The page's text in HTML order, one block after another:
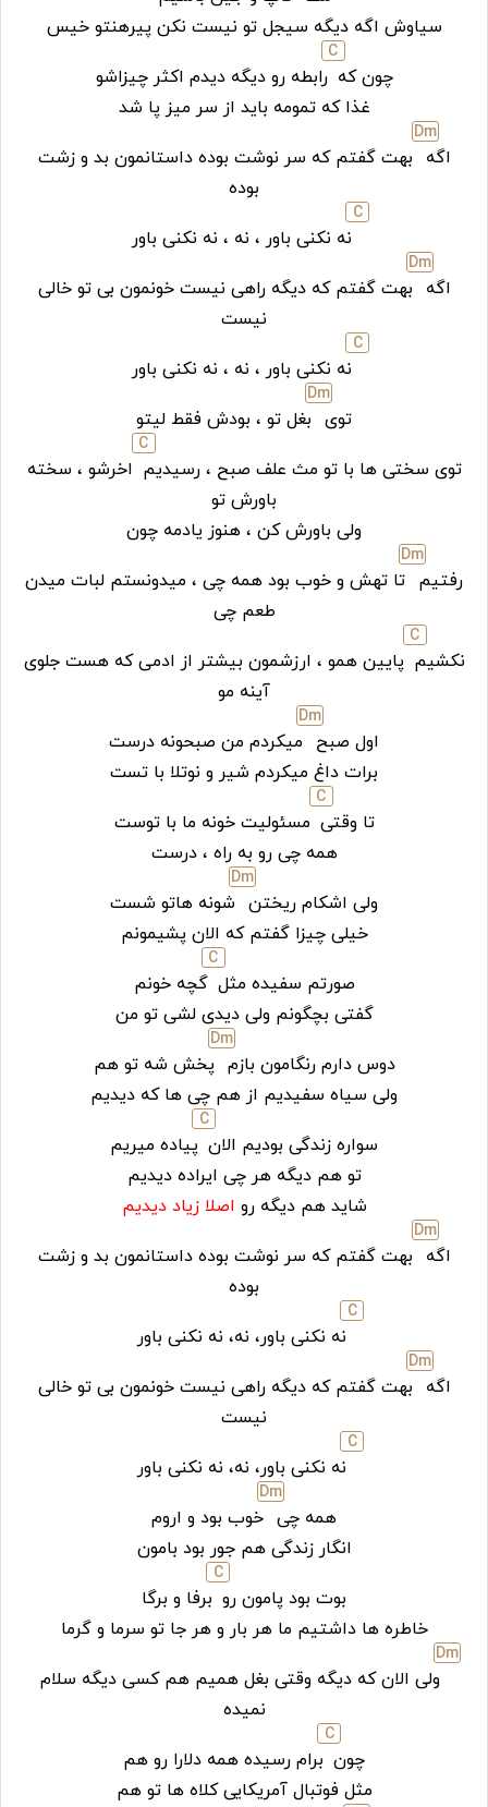
سیاوش اگه دیگه سیجل تو نیست نکن پیرهنتو خیس
چون که
C
رابطه رو دیگه دیدم اکثر چیزاشو
غذا که تمومه باید از سر میز پا شد
اگه
Dm
بهت گفتم که سر نوشت بوده داستانمون بد و زشت
بوده
C
نه نکنی باور ، نه ، نه نکنی باور
اگه
Dm
بهت گفتم که دیگه راهی نیست خونمون بی تو خالی
نیست
C
نه نکنی باور ، نه ، نه نکنی باور
توی
Dm
بغل تو ، بودش فقط لیتو
توی سختی ها با تو مث علف صبح ، رسیدیم
C
اخرشو ، سخته
باورش تو
ولی باورش کن ، هنوز یادمه چون
رفتیم
Dm
تا تهش و خوب بود همه چی ، میدونستم لبات میدن
طعم چی
نکشیم
C
پایین همو ، ارزشمون بیشتر از ادمی که هست جلوی
آینه مو
اول صبح
Dm
میکردم من صبحونه درست
برات داغ میکردم شیر و نوتلا با تست
تا وقتی
C
مسئولیت خونه ما با توست
همه چی رو به راه ، درست
ولی اشکام ریختن
Dm
شونه هاتو شست
خیلی چیزا گفتم که الان پشیمونم
صورتم سفیده مثل
C
گچه خونم
گفتی بچگونم ولی دیدی لشی تو من
دوس دارم رنگامون بازم
Dm
پخش شه تو هم
ولی سیاه سفیدیم از هم چی ها که دیدیم
سواره زندگی بودیم الان
C
پیاده میریم
تو هم دیگه هر چی ایراده دیدیم
شاید هم دیگه رو اصلا زیاد دیدیم
اگه
Dm
بهت گفتم که سر نوشت بوده داستانمون بد و زشت
بوده
C
نه نکنی باور، نه، نه نکنی باور
اگه
Dm
بهت گفتم که دیگه راهی نیست خونمون بی تو خالی
نیست
C
نه نکنی باور، نه، نه نکنی باور
همه چی
Dm
خوب بود و اروم
انگار زندگی هم جور بود بامون
بوت بود پامون رو
C
برفا و برگا
خاطره ها داشتیم ما هر بار و هر جا تو سرما و گرما
Dm
ولی الان که دیگه وقتی بغل همیم هم کسی دیگه سلام
نمیده
چون
C
برام رسیده همه دلارا رو هم
مثل فوتبال آمریکایی کلاه ها تو هم